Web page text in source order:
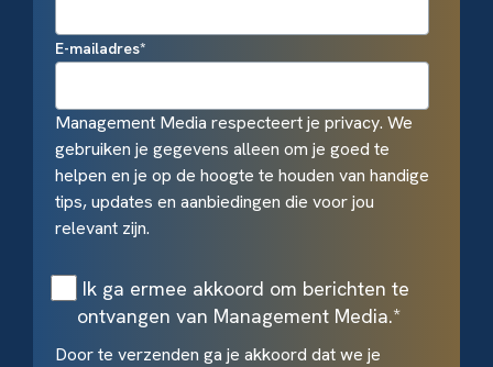
E-mailadres*
Management Media respecteert je privacy. We
gebruiken je gegevens alleen om je goed te
helpen en je op de hoogte te houden van handige
tips, updates en aanbiedingen die voor jou
relevant zijn.
Ik ga ermee akkoord om berichten te
ontvangen van Management Media.*
Door te verzenden ga je akkoord dat we je